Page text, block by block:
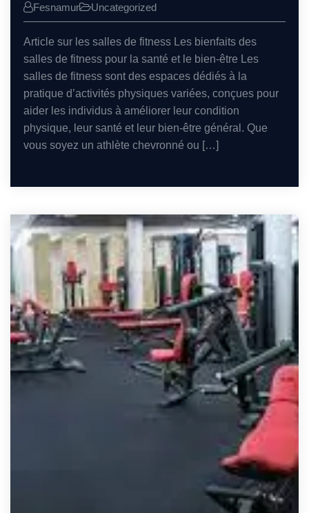
Fesnamur Uncategorized
Article sur les salles de fitness Les bienfaits des
salles de fitness pour la santé et le bien-être Les
salles de fitness sont des espaces dédiés à la
pratique d’activités physiques variées, conçues pour
aider les individus à améliorer leur condition
physique, leur santé et leur bien-être général. Que
vous soyez un athlète chevronné ou […]